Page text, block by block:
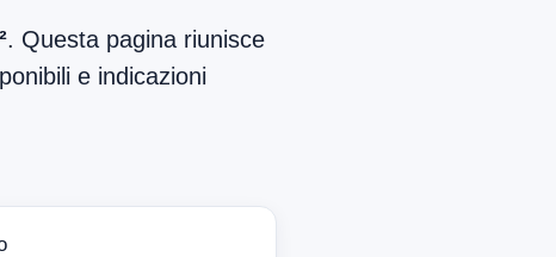
. Questa pagina riunisce
e indicazioni